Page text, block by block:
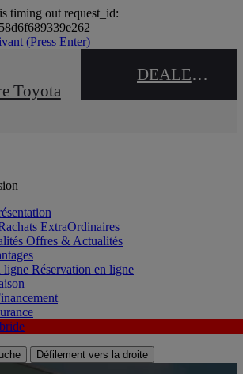
timing out request_id:
(Press Enter)
Toyota
DEALER NAME
ExtraOrdinaires
Offres & Actualités
ligne Réservation en ligne
Défilement vers la droite